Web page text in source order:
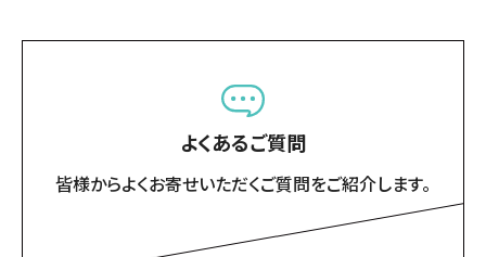
よくあるご質問
皆様からよくお寄せいただくご質問をご紹介します。